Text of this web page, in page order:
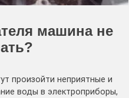
машина не
произойти неприятные и
воды в электроприборы,